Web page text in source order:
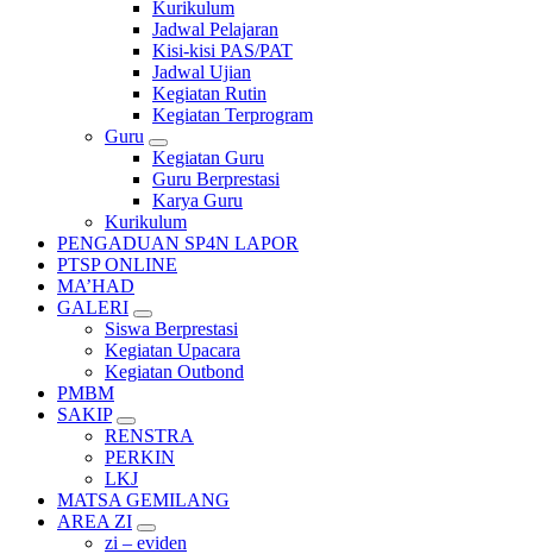
Kurikulum
Jadwal Pelajaran
Kisi-kisi PAS/PAT
Jadwal Ujian
Kegiatan Rutin
Kegiatan Terprogram
Guru
Kegiatan Guru
Guru Berprestasi
Karya Guru
Kurikulum
PENGADUAN SP4N LAPOR
PTSP ONLINE
MA’HAD
GALERI
Siswa Berprestasi
Kegiatan Upacara
Kegiatan Outbond
PMBM
SAKIP
RENSTRA
PERKIN
LKJ
MATSA GEMILANG
AREA ZI
zi – eviden